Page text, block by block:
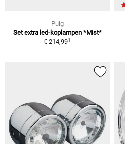
Puig
Set extra led-koplampen *Mist*
€ 214,991